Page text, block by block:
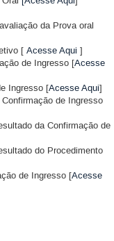
da Prova oral
[ Acesse Aqui ]
de Ingresso [Acesse
Ingresso [Acesse Aqui]
de Ingresso
da Confirmação de
do Procedimento
de Ingresso [Acesse